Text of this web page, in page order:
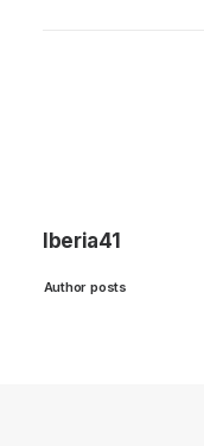
Iberia41
Author posts